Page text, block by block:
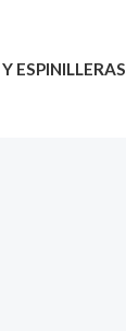
ESPINILLERAS